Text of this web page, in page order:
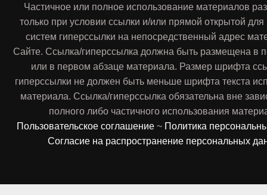
Частичное или полное использование материалов
только при условии ссылки и/или прямой открытой
систем гиперссылки на непосредственный адрес
Сайте. Ссылка/гиперссылка должна быть размещена в
или в первом абзаце материала. Размер шрифта
гиперссылки не должен быть меньше шрифта текста
материала. Ссылка/гиперссылка обязательна вне
полного либо частичного использования
Пользовательское соглашение ~ Политика
Согласие на распространение персональных